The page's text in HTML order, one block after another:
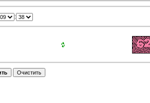
: